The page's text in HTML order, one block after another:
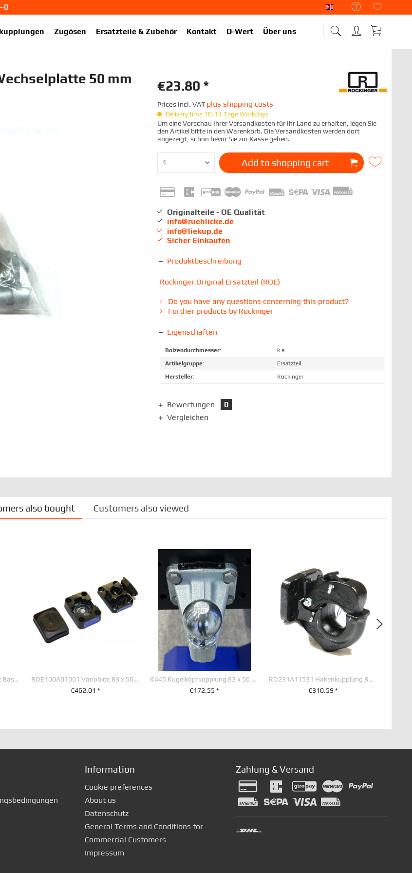
Liekup Englisch
Zugösen Ersatzteile & Zubehör Kontakt D-Wert Über uns
50 mm €23.80 *
Prices incl. VAT plus shipping costs
Delivery time 10-14 Tage Workdays
Um eine Vorschau Ihrer Versandkosten für Ihr Land zu erhalten, legen Sie
den Artikel bitte in den Warenkorb. Die Versandkosten werden dort
angezeigt, schon bevor Sie zur Kasse gehen.
Add to shopping cart
Originalteile - OE Qualität
info@ruehlicke.de
info@liekup.de
Sicher Einkaufen
Produktbeschreibung
Rockinger Original Ersatzteil (ROE)
Do you have any questions concerning this product?
Further products by Rockinger
Eigenschaften
Bolzendurchmesser:
k.a.
Artikelgruppe:
Ersatzteil
Hersteller:
Rockinger
Bewertungen
0
Vergleichen
also bought Customers also viewed
ROE70756-Befestigungssatz Basisplatte 50 + 30 mm
ROE100A01001 Variobloc 83 x 56 mm
€462.01 *
K445 Kugelkopfkupplung 83 x 56 mm 4-Loch Flansch
€172.55 *
RO231A11531 Hakenkupplung 83 x 56 mm
€310.59 *
Information
Cookie preferences
About us
Datenschutz
General Terms and Conditions for
Commercial Customers
Impressum
Zahlung & Versand